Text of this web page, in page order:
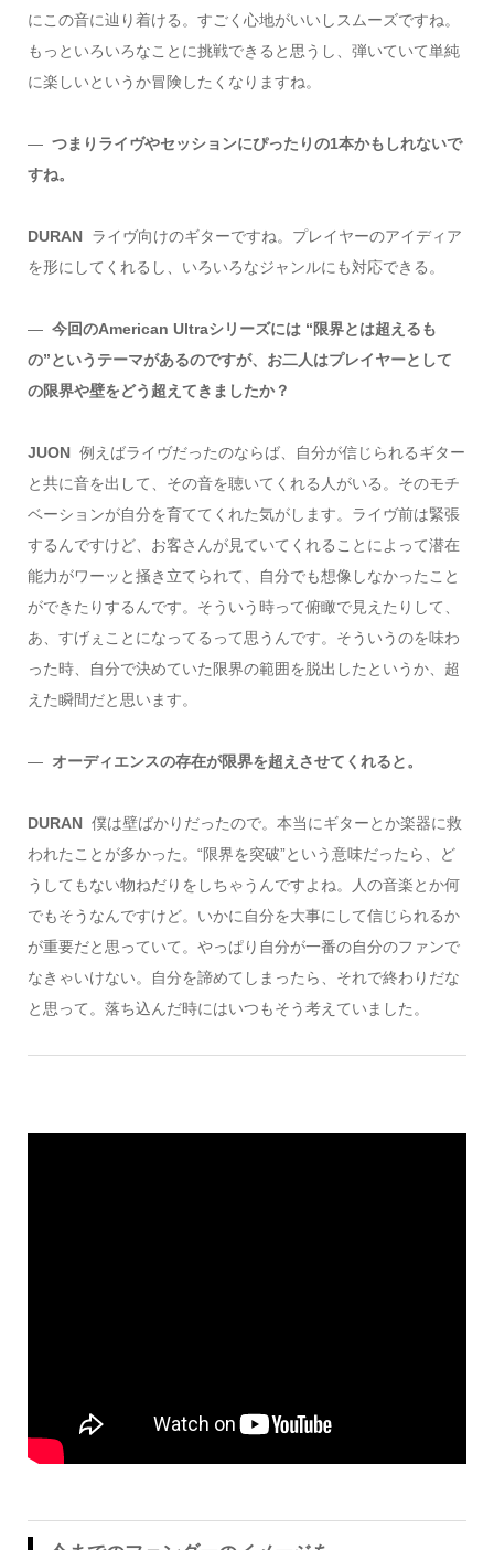
にこの音に辿り着ける。すごく心地がいいしスムーズですね。
もっといろいろなことに挑戦できると思うし、弾いていて単純
に楽しいというか冒険したくなりますね。
― つまりライヴやセッションにぴったりの1本かもしれないで
すね。
DURAN ライヴ向けのギターですね。プレイヤーのアイディア
を形にしてくれるし、いろいろなジャンルにも対応できる。
― 今回のAmerican Ultraシリーズには “限界とは超えるも
の”というテーマがあるのですが、お二人はプレイヤーとして
の限界や壁をどう超えてきましたか？
JUON 例えばライヴだったのならば、自分が信じられるギター
と共に音を出して、その音を聴いてくれる人がいる。そのモチ
ベーションが自分を育ててくれた気がします。ライヴ前は緊張
するんですけど、お客さんが見ていてくれることによって潜在
能力がワーッと掻き立てられて、自分でも想像しなかったこと
ができたりするんです。そういう時って俯瞰で見えたりして、
あ、すげぇことになってるって思うんです。そういうのを味わ
った時、自分で決めていた限界の範囲を脱出したというか、超
えた瞬間だと思います。
― オーディエンスの存在が限界を超えさせてくれると。
DURAN 僕は壁ばかりだったので。本当にギターとか楽器に救
われたことが多かった。“限界を突破”という意味だったら、ど
うしてもない物ねだりをしちゃうんですよね。人の音楽とか何
でもそうなんですけど。いかに自分を大事にして信じられるか
が重要だと思っていて。やっぱり自分が一番の自分のファンで
なきゃいけない。自分を諦めてしまったら、それで終わりだな
と思って。落ち込んだ時にはいつもそう考えていました。